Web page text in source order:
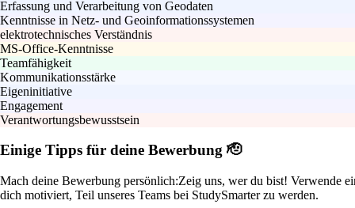
Erfassung und Verarbeitung von Geodaten
Kenntnisse in Netz- und Geoinformationssystemen
elektrotechnisches Verständnis
MS-Office-Kenntnisse
Teamfähigkeit
Kommunikationsstärke
Eigeninitiative
Engagement
Verantwortungsbewusstsein
Einige Tipps für deine Bewerbung 🫡
Mach deine Bewerbung persönlich:Zeig uns, wer du bist! Verwende
dich motiviert, Teil unseres Teams bei StudySmarter zu werden.